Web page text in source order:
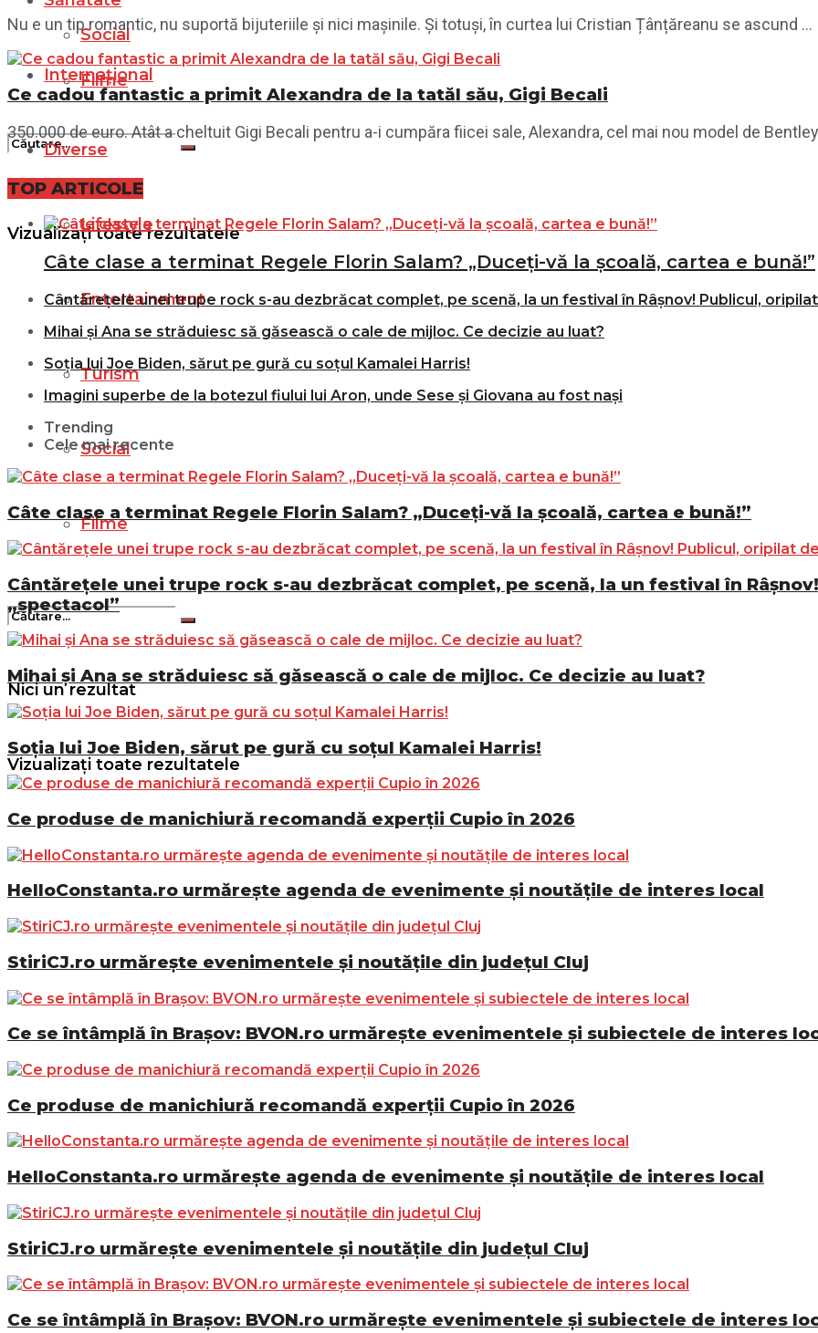
Social
Filme
Nici un rezultat
Vizualizați toate rezultatele
Internațional
Diverse
Lifestyle
Entertainment
Turism
Social
Filme
Nici un rezultat
Vizualizați toate rezultatele
Nu e un tip romantic, nu suportă bijuteriile și nici mașinile. Și totuși, în curtea lui Cristian Țânțăreanu se ascund ...
Ce cadou fantastic a primit Alexandra de la tatăl său, Gigi Becali
350.000 de euro. Atât a cheltuit Gigi Becali pentru a-i cumpăra fiicei sale, Alexandra, cel mai nou model de
TOP ARTICOLE
Câte clase a terminat Regele Florin Salam? „Duceți-vă la școală, cartea e bună!”
Cântărețele unei trupe rock s-au dezbrăcat complet, pe scenă, la un festival în Râșnov! Publicul,
Mihai și Ana se străduiesc să găsească o cale de mijloc. Ce decizie au luat?
Soția lui Joe Biden, sărut pe gură cu soțul Kamalei Harris!
Imagini superbe de la botezul fiului lui Aron, unde Sese și Giovana au fost nași
Trending
Cele mai recente
Câte clase a terminat Regele Florin Salam? „Duceți-vă la școală, cartea e bună!”
Cântărețele unei trupe rock s-au dezbrăcat complet, pe scenă, la un festival în
„spectacol”
Mihai și Ana se străduiesc să găsească o cale de mijloc. Ce decizie au luat?
Soția lui Joe Biden, sărut pe gură cu soțul Kamalei Harris!
Ce produse de manichiură recomandă experții Cupio în 2026
HelloConstanta.ro urmărește agenda de evenimente și noutățile de interes local
StiriCJ.ro urmărește evenimentele și noutățile din județul Cluj
Ce se întâmplă în Brașov: BVON.ro urmărește evenimentele și subiectele de interes
Ce produse de manichiură recomandă experții Cupio în 2026
HelloConstanta.ro urmărește agenda de evenimente și noutățile de interes local
StiriCJ.ro urmărește evenimentele și noutățile din județul Cluj
Ce se întâmplă în Brașov: BVON.ro urmărește evenimentele și subiectele de interes